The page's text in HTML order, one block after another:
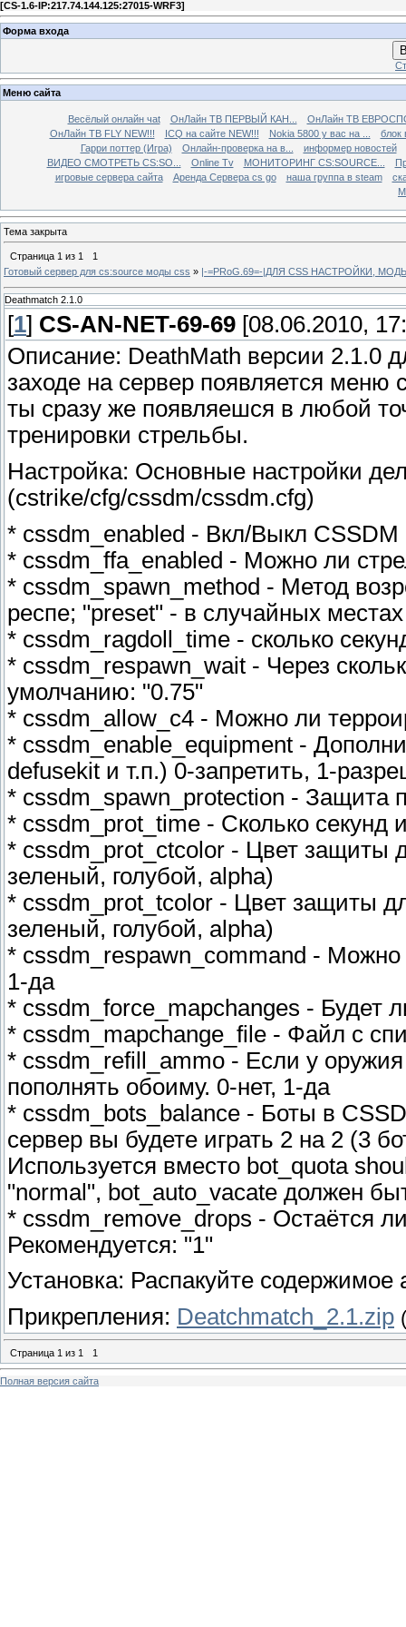
[CS-1.6-IP:217.74.144.125:27015-WRF3]
Форма входа
Меню сайта
Весёлый онлайн чаt ОнЛайн ТВ ПЕРВЫЙ КАН...
ОнЛайн ТВ
ОнЛайн ТВ FLY NEW!!!
ICQ на сайте NEW!!! Nokia 5800 у вас на ...
блок
Гарри поттер (Игра)
Онлайн-проверка на в...
информер новостей
ВИДЕО СМОТРЕТЬ CS:SO...
Online Tv МОНИТОРИНГ CS:SOURCE...
игровые сервера сайта
Аренда Сервера cs go наша группа в steam
Тема закрыта
Страница 1 из 1
1
Готовый сервер для cs:source моды css » |-=PRoG.69=-|ДЛЯ CSS НАСТРОЙКИ,
Deathmatch 2.1.0
[1] CS-AN-NET-69-69 [08.06.2010,
Описание: DeathMath версии 2.1.0
заходе на сервер появляется меню
ты сразу же появляешся в любой
тренировки стрельбы.
Настройка: Основные настройки
(cstrike/cfg/cssdm/cssdm.cfg)
* cssdm_enabled - Вкл/Выкл
* cssdm_ffa_enabled - Можно ли
* cssdm_spawn_method - Метод
респе; "preset" - в случайных
* cssdm_ragdoll_time - сколько
* cssdm_respawn_wait - Через
умолчанию: "0.75"
* cssdm_allow_c4 - Можно ли
* cssdm_enable_equipment -
defusekit и т.п.) 0-запретить, 1-
* cssdm_spawn_protection - Защита
* cssdm_prot_time - Сколько секунд
* cssdm_prot_ctcolor - Цвет защиты
зеленый, голубой, alpha)
* cssdm_prot_tcolor - Цвет защиты
зеленый, голубой, alpha)
* cssdm_respawn_command - Можно
1-да
* cssdm_force_mapchanges - Будет
* cssdm_mapchange_file - Файл с
* cssdm_refill_ammo - Если у
пополнять обоиму. 0-нет, 1-да
* cssdm_bots_balance - Боты в
сервер вы будете играть 2 на 2 (3
Используется вместо bot_quota
"normal", bot_auto_vacate должен
* cssdm_remove_drops - Остаётся
Рекомендуется: "1"
Установка: Распакуйте содержимое
Прикрепления: Deatchmatch_2.1.zip
Страница 1 из 1 1
Полная версия сайта